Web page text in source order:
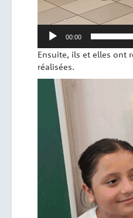
00:00
Ensuite, ils et elles ont
réalisées.